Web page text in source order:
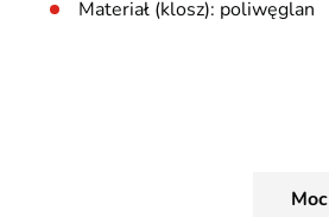
Materiał (klosz): poliwęglan
Moc